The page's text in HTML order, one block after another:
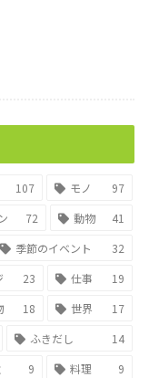
107 モノ
97
72 動物
41
季節のイベント
32
23 仕事
19
18 世界
17
ふきだし
14
9 料理
9